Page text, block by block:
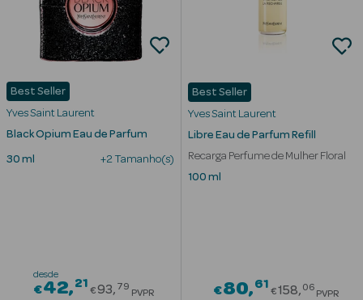
Rosto
Best Seller
Yves Saint Laurent
Black Opium Eau de Parfum
30 ml +2 Tamanho(s)
desde
€42 21Price reduced from
€93 79
PVPR
Best Seller
Yves Saint Laurent
Libre Eau de Parfum Refill
Recarga Perfume de Mulher Floral
100 ml
€80 61Price
€158 06
PVPR